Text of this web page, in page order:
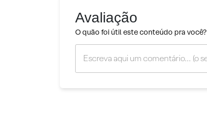
Avaliação
O quão foi útil este conteúdo pra você?